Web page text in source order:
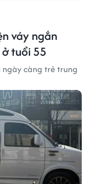
váy ngắn
tuổi 55
ngày càng trẻ trung